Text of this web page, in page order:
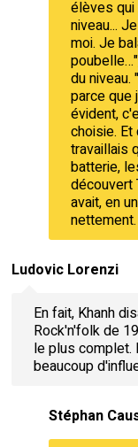
élèves qui
niveau...
moi. Je
du niveau.
parce que
évident,
choisie.
travaillais
batterie,
découvert
avait, en
nettement.
Ludovic Lorenzi
En fait, Khanh
Rock'n'folk de
le plus complet.
beaucoup
Stéphan